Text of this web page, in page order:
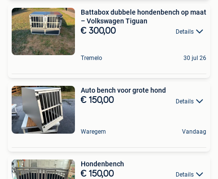
Battabox dubbele hondenbench op maat
– Volkswagen Tiguan
€ 300,00 Details
Tremelo 30 jul 26
Auto bench voor grote hond
€ 150,00 Details
Waregem Vandaag
Hondenbench
€ 150,00 Details